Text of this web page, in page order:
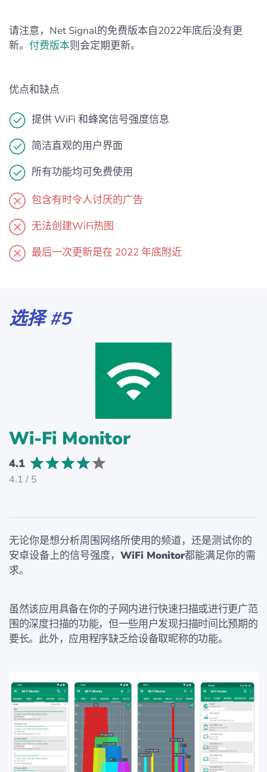
请注意，Net Signal的免费版本自2022年底后没有更
新。 付费版本则会定期更新。
优点和缺点
提供 WiFi 和蜂窝信号强度信息
简洁直观的用户界面
所有功能均可免费使用
包含有时令人讨厌的广告
无法创建WiFi热图
最后一次更新是在 2022 年底附近
选择 #5
Wi-Fi Monitor
4.1
4.1 / 5
无论你是想分析周围网络所使用的频道，还是测试你的
安卓设备上的信号强度， WiFi Monitor都能满足你的需
求。
虽然该应用具备在你的子网内进行快速扫描或进行更广范
围的深度扫描的功能，但一些用户发现扫描时间比预期的
要长。此外，应用程序缺乏给设备取昵称的功能。